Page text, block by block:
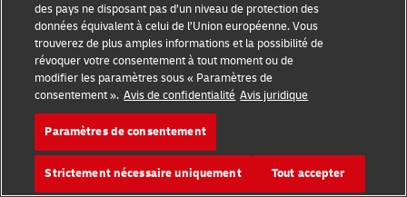
Par conséquent, si votre contrat indique que le
transport a été convenu en vertu de la disposition
EXW, une facture mentionnant une livraison selon la
disposition CIP soulèverait des questions et pourrait
retarder le dédouanement de votre cargaison
est d'autant plus important si votre contrat ne
prévoit pas la possibilité de mentionner d'autres
des pays ne disposant pas d’un niveau de protection des
données équivalent à celui de l’Union européenne. Vous
trouverez de plus amples informations et la possibilité de
révoquer votre consentement à tout moment ou de
modifier les paramètres sous « Paramètres de
consentement ». Avis de confidentialité Avis juridique
Paramètres de consentement
Strictement nécessaire uniquement Tout accepter